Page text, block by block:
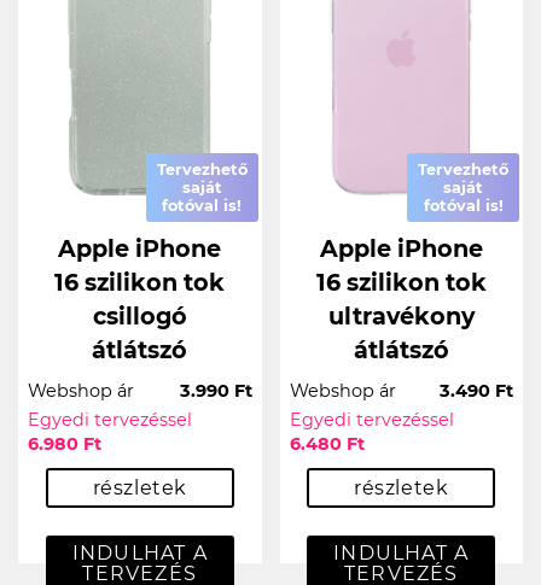
Tervezhető
saját
fotóval is!
Apple iPhone
16 szilikon tok
csillogó
átlátszó
Webshop ár
3.990 Ft
Egyedi tervezéssel
6.980 Ft
részletek
INDULHAT A
TERVEZÉS
Tervezhető
saját
fotóval is!
Apple iPhone
16 szilikon tok
ultravékony
átlátszó
Webshop ár
3.490 Ft
Egyedi tervezéssel
6.480 Ft
részletek
INDULHAT A
TERVEZÉS